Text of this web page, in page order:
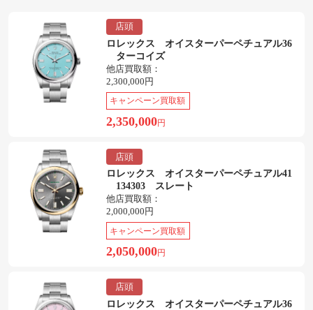
店頭
ロレックス オイスターパーペチュアル36
ターコイズ
他店買取額：
2,300,000円
キャンペーン買取額
2,350,000円
店頭
ロレックス オイスターパーペチュアル41
134303 スレート
他店買取額：
2,000,000円
キャンペーン買取額
2,050,000円
店頭
ロレックス オイスターパーペチュアル36